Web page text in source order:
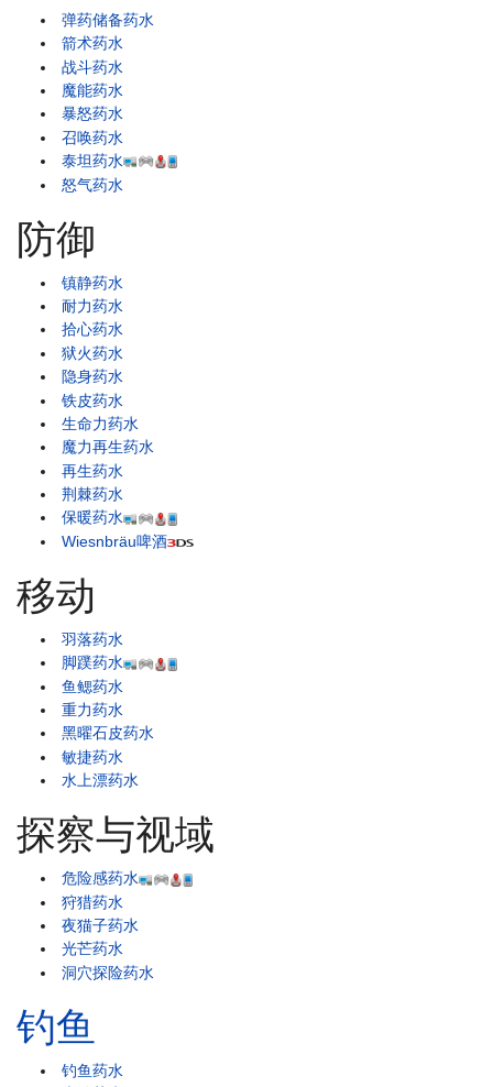
弹药储备药水
箭术药水
战斗药水
魔能药水
暴怒药水
召唤药水
泰坦药水
怒气药水
防御
镇静药水
耐力药水
拾心药水
狱火药水
隐身药水
铁皮药水
生命力药水
魔力再生药水
再生药水
荆棘药水
保暖药水
Wiesnbräu啤酒
移动
羽落药水
脚蹼药水
鱼鳃药水
重力药水
黑曜石皮药水
敏捷药水
水上漂药水
探察与视域
危险感药水
狩猎药水
夜猫子药水
光芒药水
洞穴探险药水
钓鱼
钓鱼药水